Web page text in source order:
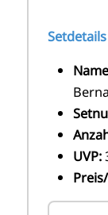
UVP: